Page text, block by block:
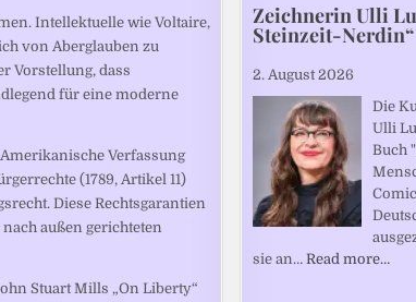
Intellektuelle wie Voltaire,
von Aberglauben zu
Vorstellung, dass
für eine moderne
Verfassung
(1789, Artikel 11)
Diese Rechtsgarantien
außen gerichteten
Stuart Mills „On Liberty“
Zeichnerin Ulli
Steinzeit-Nerdin“
2. August 2026
Die
Ulli
Buch
sie an… Read more…